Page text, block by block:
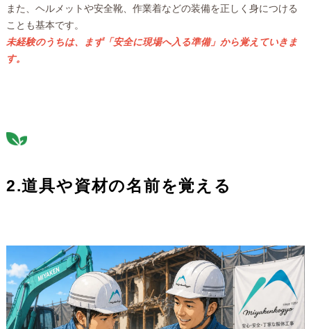
また、ヘルメットや安全靴、作業着などの装備を正しく身につける
ことも基本です。
未経験のうちは、まず「安全に現場へ入る準備」から覚えていきま
す。
2.道具や資材の名前を覚える